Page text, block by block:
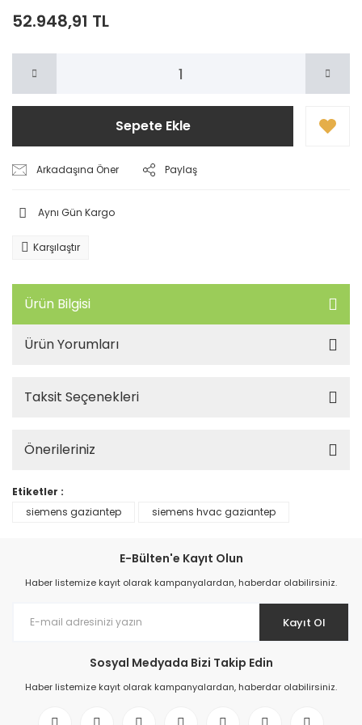
52.948,91 TL
Sepete Ekle
Arkadaşına Öner Paylaş
Aynı Gün Kargo
Karşılaştır
Ürün Bilgisi
Ürün Yorumları
Taksit Seçenekleri
Önerileriniz
Etiketler :
siemens gaziantep
siemens hvac gaziantep
E-Bülten'e Kayıt Olun
Haber listemize kayıt olarak kampanyalardan, haberdar olabilirsiniz.
Kayıt Ol
Sosyal Medyada Bizi Takip Edin
Haber listemize kayıt olarak kampanyalardan, haberdar olabilirsiniz.